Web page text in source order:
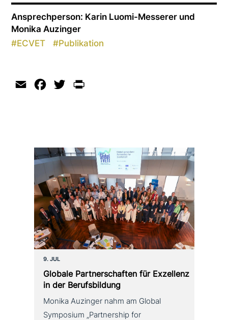
Ansprechperson: Karin Luomi-Messerer und
Monika Auzinger
#ECVET #Publikation
Email Facebook
Twitter
9. JUL
Globale Partnerschaften für Exzellenz
in der Berufsbildung
Monika Auzinger nahm am Global
Symposium „Partnership for